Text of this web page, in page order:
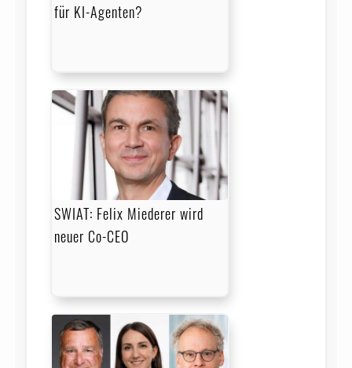
für KI-Agenten?
SWIAT: Felix Miederer wird
neuer Co-CEO